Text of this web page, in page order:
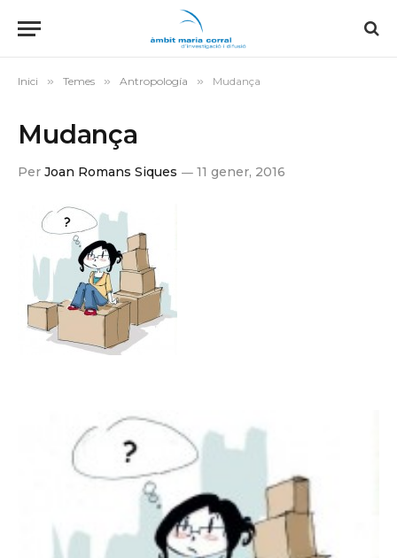
Inici » Temes » Antropología » Mudança
Mudança
Per Joan Romans Siques 11 gener, 2016